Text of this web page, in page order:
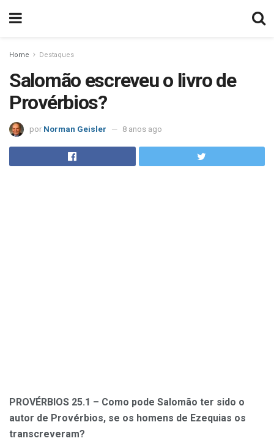
Home Destaques
Salomão escreveu o livro de
Provérbios?
por Norman Geisler 8 anos ago
PROVÉRBIOS 25.1 – Como pode Salomão ter sido o
autor de Provérbios, se os homens de Ezequias os
transcreveram?